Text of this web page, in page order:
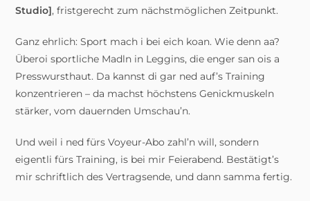
Studio], fristgerecht zum nächstmöglichen Zeitpunkt.
Ganz ehrlich: Sport mach i bei eich koan. Wie denn aa?
Überoi sportliche Madln in Leggins, die enger san ois a
Presswursthaut. Da kannst di gar ned auf’s Training
konzentrieren – da machst höchstens Genickmuskeln
stärker, vom dauernden Umschau’n.
Und weil i ned fürs Voyeur-Abo zahl’n will, sondern
eigentli fürs Training, is bei mir Feierabend. Bestätigt’s
mir schriftlich des Vertragsende, und dann samma fertig.